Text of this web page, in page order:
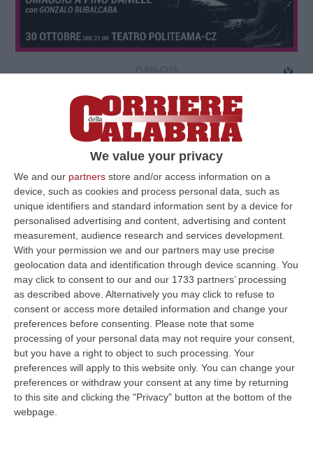
We value your privacy
We and our partners store and/or access information on a
device, such as cookies and process personal data, such as
unique identifiers and standard information sent by a device for
personalised advertising and content, advertising and content
measurement, audience research and services development.
With your permission we and our partners may use precise
geolocation data and identification through device scanning. You
may click to consent to our and our 1733 partners’ processing
as described above. Alternatively you may click to refuse to
consent or access more detailed information and change your
preferences before consenting.
Please note that some
processing of your personal data may not require your consent,
but you have a right to object to such processing. Your
preferences will apply to this website only. You can change your
preferences or withdraw your consent at any time by returning
to this site and clicking the "Privacy" button at the bottom of the
webpage.
Clicca e segui “Corriere della Calabria” su Google News
REGGIO CALABRIA